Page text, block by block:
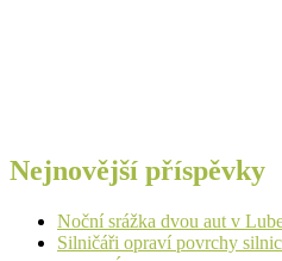
Nejnovější příspěvky
Noční srážka dvou aut v
Silničáři opraví povrchy